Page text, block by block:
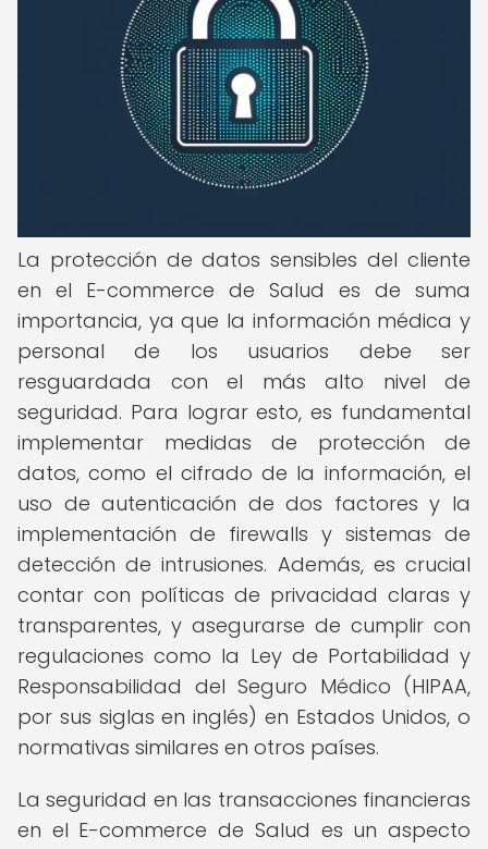
La protección de datos sensibles del cliente
en el E-commerce de Salud es de suma
importancia, ya que la información médica y
personal de los usuarios debe ser
resguardada con el más alto nivel de
seguridad. Para lograr esto, es fundamental
implementar medidas de protección de
datos, como el cifrado de la información, el
uso de autenticación de dos factores y la
implementación de firewalls y sistemas de
detección de intrusiones. Además, es crucial
contar con políticas de privacidad claras y
transparentes, y asegurarse de cumplir con
regulaciones como la Ley de Portabilidad y
Responsabilidad del Seguro Médico (HIPAA,
por sus siglas en inglés) en Estados Unidos, o
normativas similares en otros países.
La seguridad en las transacciones financieras
en el E-commerce de Salud es un aspecto